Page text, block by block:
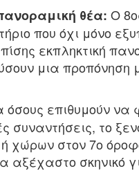
θέα: Ο
που όχι μόνο
εκπληκτική
μια προπόνηση
όσους επιθυμούν να
συναντήσεις, το
χώρων στον 7ο
αξέχαστο σκηνικό